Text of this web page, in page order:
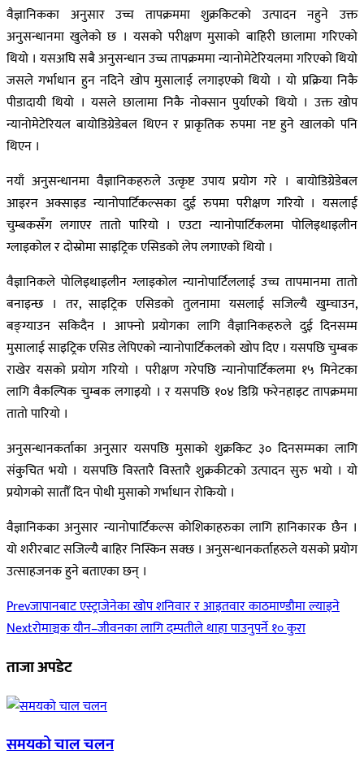
वैज्ञानिकका अनुसार उच्च तापक्रममा शुक्रकिटको उत्पादन नहुने उक्त
अनुसन्धानमा खुलेको छ । यसको परीक्षण मुसाको बाहिरी छालामा गरिएको
थियो । यसअघि सबै अनुसन्धान उच्च तापक्रममा न्यानोमेटेरियलमा गरिएको थियो
जसले गर्भाधान हुन नदिने खोप मुसालाई लगाइएको थियो । यो प्रक्रिया निकै
पीडादायी थियो । यसले छालामा निकै नोक्सान पुर्याएको थियो । उक्त खोप
न्यानोमेटेरियल बायोडिग्रेडेबल थिएन र प्राकृतिक रुपमा नष्ट हुने खालको पनि
थिएन ।
नयाँ अनुसन्धानमा वैज्ञानिकहरुले उत्कृष्ट उपाय प्रयोग गरे । बायोडिग्रेडेबल
आइरन अक्साइड न्यानोपार्टिकल्सका दुई रुपमा परीक्षण गरियो । यसलाई
चुम्बकसँग लगाएर तातो पारियो । एउटा न्यानोपार्टिकलमा पोलिइथाइलीन
ग्लाइकोल र दोस्रोमा साइट्रिक एसिडको लेप लगाएको थियो ।
वैज्ञानिकले पोलिइथाइलीन ग्लाइकोल न्यानोपार्टिललाई उच्च तापमानमा तातो
बनाइन्छ । तर, साइट्रिक एसिडको तुलनामा यसलाई सजिल्यै खुम्चाउन,
बङ्ग्याउन सकिदैन । आफ्नो प्रयोगका लागि वैज्ञानिकहरुले दुई दिनसम्म
मुसालाई साइट्रिक एसिड लेपिएको न्यानोपार्टिकलको खोप दिए । यसपछि चुम्बक
राखेर यसको प्रयोग गरियो । परीक्षण गरेपछि न्यानोपार्टिकलमा १५ मिनेटका
लागि वैकल्पिक चुम्बक लगाइयो । र यसपछि १०४ डिग्रि फरेनहाइट तापक्रममा
तातो पारियो ।
अनुसन्धानकर्ताका अनुसार यसपछि मुसाको शुक्रकिट ३० दिनसम्मका लागि
संकुचित भयो । यसपछि विस्तारै विस्तारै शुक्रकीटको उत्पादन सुरु भयो । यो
प्रयोगको सातौँ दिन पोथी मुसाको गर्भाधान रोकियो ।
वैज्ञानिकका अनुसार न्यानोपार्टिकल्स कोशिकाहरुका लागि हानिकारक छैन ।
यो शरीरबाट सजिल्यै बाहिर निस्किन सक्छ । अनुसन्धानकर्ताहरुले यसको प्रयोग
उत्साहजनक हुने बताएका छन् ।
Prevजापानबाट एस्ट्राजेनेका खोप शनिवार र आइतवार काठमाण्डौमा ल्याइने
Nextरोमाञ्चक यौन–जीवनका लागि दम्पतीले थाहा पाउनुपर्ने १० कुरा
ताजा अपडेट
समयको चाल चलन